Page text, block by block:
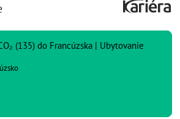
(135) do Francúzska | Ubytovanie